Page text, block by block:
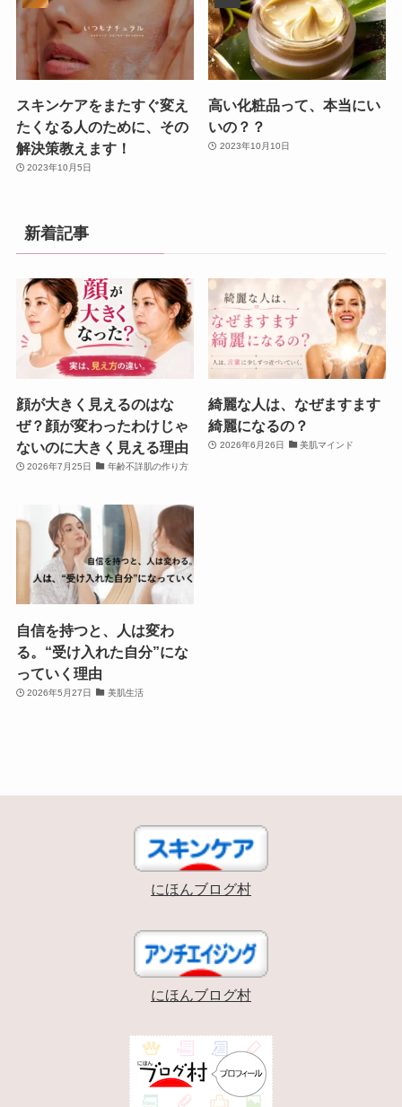
スキンケアをまたすぐ変え
たくなる人のために、その
解決策教えます！
2023年10月5日
高い化粧品って、本当にい
いの？？
2023年10月10日
新着記事
顔が大きく見えるのはな
ぜ？顔が変わったわけじゃ
ないのに大きく見える理由
2026年7月25日 年齢不詳肌の作り方
綺麗な人は、なぜますます
綺麗になるの？
2026年6月26日 美肌マインド
自信を持つと、人は変わ
る。“受け入れた自分”にな
っていく理由
2026年5月27日 美肌生活
にほんブログ村
にほんブログ村